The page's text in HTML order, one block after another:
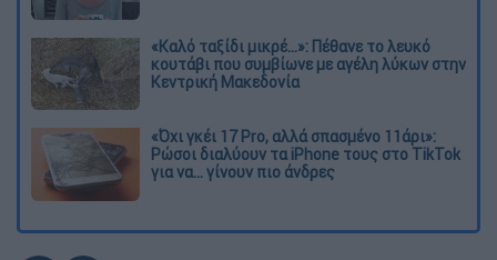
«Καλό ταξίδι μικρέ...»: Πέθανε το λευκό
κουτάβι που συμβίωνε με αγέλη λύκων στην
Κεντρική Μακεδονία
«Όχι γκέι 17 Pro, αλλά σπασμένο 11άρι»:
Ρώσοι διαλύουν τα iPhone τους στο TikTok
για να... γίνουν πιο άνδρες